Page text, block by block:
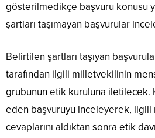
gösterilmedikçe başvuru konusu
şartları taşımayan başvurular
Belirtilen şartları taşıyan
tarafından ilgili milletvekilinin
grubunun etik kuruluna iletilecek.
eden başvuruyu inceleyerek,
cevaplarını aldıktan sonra etik